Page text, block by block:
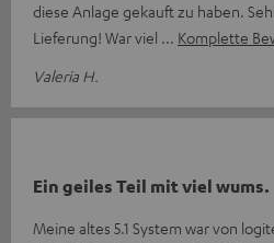
diese Anlage gekauft zu haben.
Lieferung! War viel
Komplette
Valeria H.
Ein geiles Teil mit viel wums.
Meine altes 5.1 System war von